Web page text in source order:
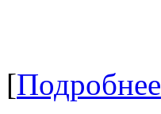
[Подробнее